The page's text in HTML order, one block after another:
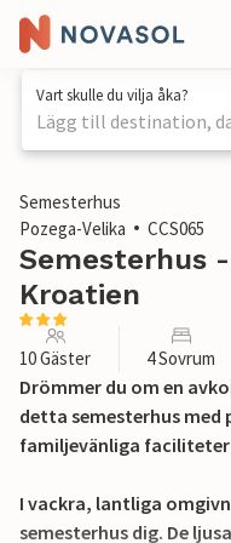
Vart skulle du vilja åka?
Lägg till destination,
1 / 37
Semesterhus
Pozega-Velika
CCS065
Semesterhus
Kroatien
10 Gäster 4 Sovrum
Drömmer du om en
detta semesterhus
familjevänliga faciliteter
I vackra, lantliga
semesterhus dig. De